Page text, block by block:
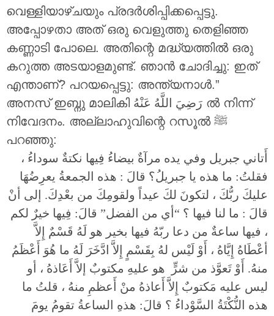
വെള്ളിയാഴ്ചയും പ്രദർശിപ്പിക്കപ്പെട്ടു.
അപ്പോഴതാ അത് ഒരു വെളുത്തു തെളിഞ്ഞ
കണ്ണാടി പോലെ. അതിന്റെ മദ്ധ്യത്തിൽ ഒരു
കറുത്ത അടയാളമുണ്ട്. ഞാൻ ചോദിച്ചു: ഇത്
എന്താണ്? പറയപ്പെട്ടു: അന്ത്യനാൾ.”
അനസ് ഇബ്നു മാലികി رَضِيَ اللَّهُ عَنْهُ ൽ നിന്ന്
നിവേദനം. അല്ലാഹുവിന്റെ റസൂൽ ‎ﷺ
പറഞ്ഞു:
أَتاني جبريل وفي يده مرآةٌ بيضاءُ فِيها نكتةٌ سوداءُ ،
فقلتُ: ما هذه يا جبريلُ؟ قالَ : هذه الجمعةُ يعرِضُهَا
عليكَ ربُّكَ ، لتكونَ لكَ عيداً ولقومِكَ من بعْدِكَ. إلى أنْ
قالَ : ما لنا فيها ؟ “أي من الفضل” قالَ: فِيها خيرٌ لكم
، فيها ساعةٌ من دعا ربّهُ فيها بخير هو لَهُ قَسْمٌ إِلاَّ
أعْطَاهُ إِيَّاهُ ، أَوْ لَيْس لهُ بِقَسْمٍ إِلاَّ ادَّخَرَ لَهُ ما هُوَ أَعْظَمُ
منهُ. أَوْ تَعوَّذ من شرٍّ هو عليهِ مكتوبٌ إلاَّ أَعَاذهُ ، أو
ليس عليه مَكتوبٌ إِلاَّ أَعاذهُ منْ أَعظمِ منهُ ، قلتُ ما
هذه النُّكْتَةُ السَّوْداءُ ؟ قالَ: هذهِ الساعةُ تقومُ يومَ